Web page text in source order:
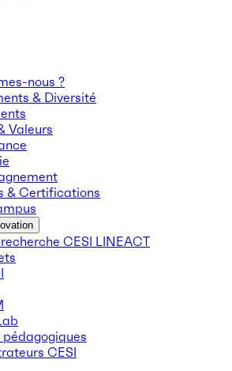
nous ?
& Diversité
Valeurs
& Certifications
CESI LINEACT
CESI